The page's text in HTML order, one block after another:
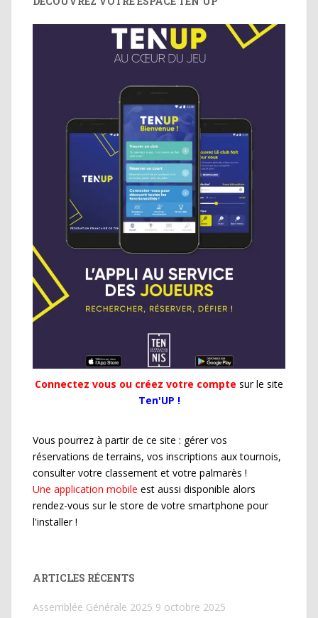
Connectez vous ou créez votre compte sur le site
Ten'UP !
Vous pourrez à partir de ce site : gérer vos
réservations de terrains, vos inscriptions aux tournois,
consulter votre classement et votre palmarès !
Une application mobile est aussi disponible alors
rendez-vous sur le store de votre smartphone pour
l'installer !
ARTICLES RÉCENTS
Assemblée Générale 2025 9 octobre 2025